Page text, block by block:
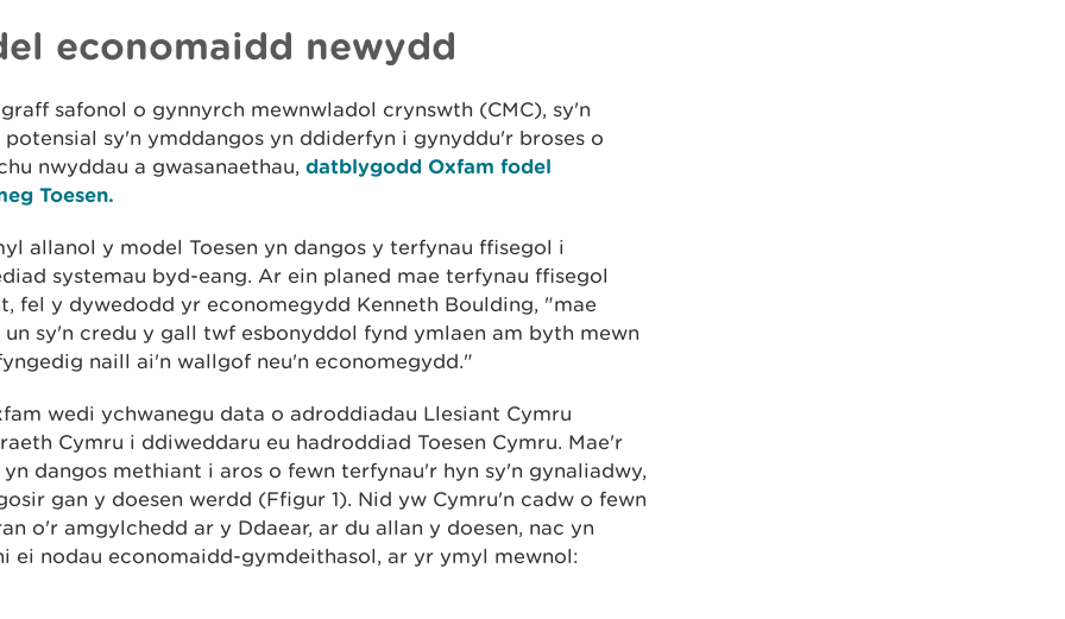
economaidd newydd
safonol o gynnyrch mewnwladol crynswth (CMC), sy'n
potensial sy'n ymddangos yn ddiderfyn i gynyddu'r broses o
nwyddau a gwasanaethau, datblygodd Oxfam fodel
Toesen.
allanol y model Toesen yn dangos y terfynau ffisegol i
systemau byd-eang. Ar ein planed mae terfynau ffisegol
fel y dywedodd yr economegydd Kenneth Boulding, "mae
un sy'n credu y gall twf esbonyddol fynd ymlaen am byth mewn
naill ai'n wallgof neu'n economegydd."
wedi ychwanegu data o adroddiadau Llesiant Cymru
Cymru i ddiweddaru eu hadroddiad Toesen Cymru. Mae'r
yn dangos methiant i aros o fewn terfynau'r hyn sy'n gynaliadwy,
gan y doesen werdd (Ffigur 1). Nid yw Cymru'n cadw o fewn
o'r amgylchedd ar y Ddaear, ar du allan y doesen, nac yn
ei nodau economaidd-gymdeithasol, ar yr ymyl mewnol: